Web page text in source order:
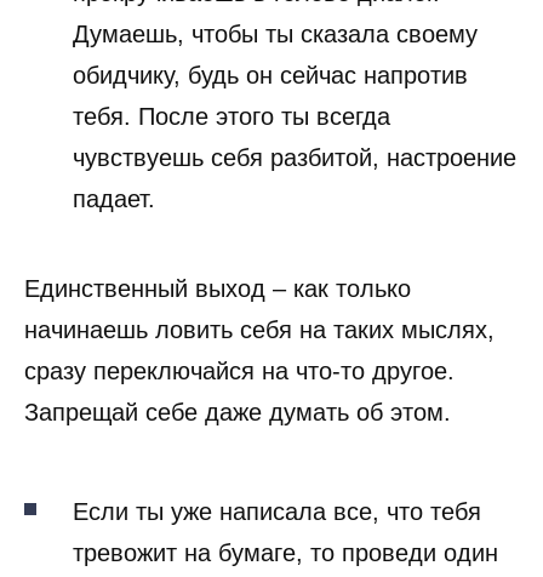
Думаешь, чтобы ты сказала своему
обидчику, будь он сейчас напротив
тебя. После этого ты всегда
чувствуешь себя разбитой, настроение
падает.
Единственный выход – как только
начинаешь ловить себя на таких мыслях,
сразу переключайся на что-то другое.
Запрещай себе даже думать об этом.
Если ты уже написала все, что тебя
тревожит на бумаге, то проведи один